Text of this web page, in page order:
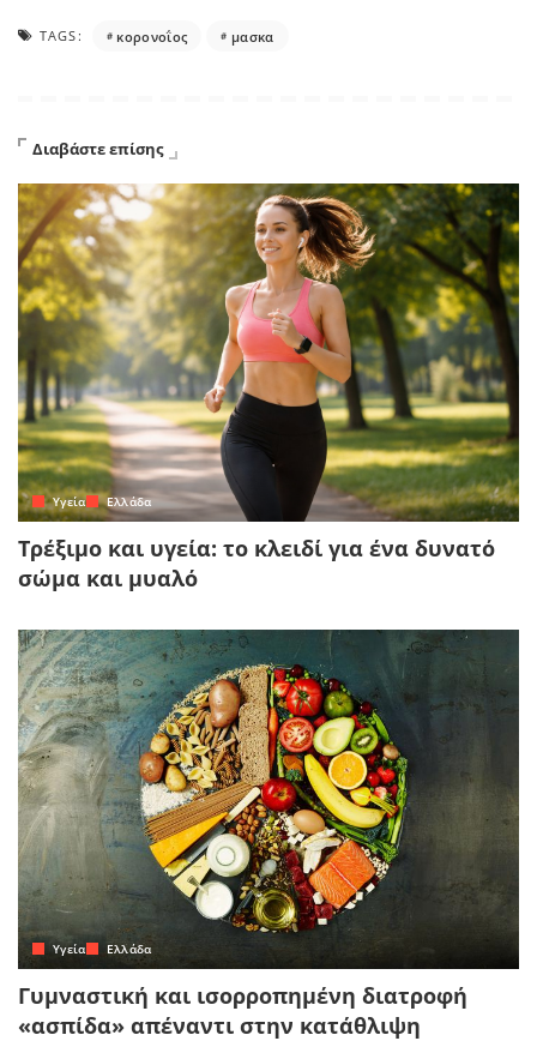
TAGS: κορονοΐος μασκα
Διαβάστε επίσης
Yγεία Ελλάδα
Τρέξιμο και υγεία: το κλειδί για ένα δυνατό
σώμα και μυαλό
Yγεία Ελλάδα
Γυμναστική και ισορροπημένη διατροφή
«ασπίδα» απέναντι στην κατάθλιψη